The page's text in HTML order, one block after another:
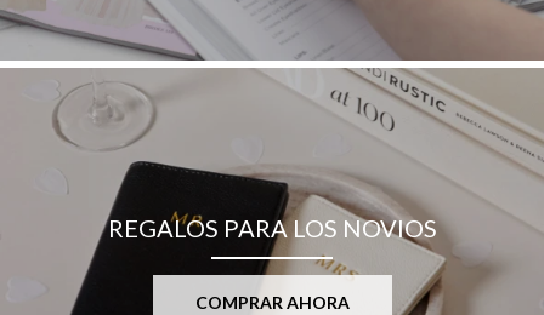
REGALOS PARA LOS NOVIOS
COMPRAR AHORA